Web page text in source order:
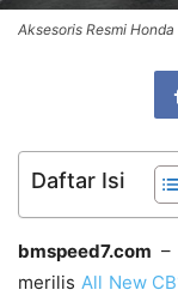
Aksesoris Resmi
Daftar Isi
bmspeed7.com –
merilis All New